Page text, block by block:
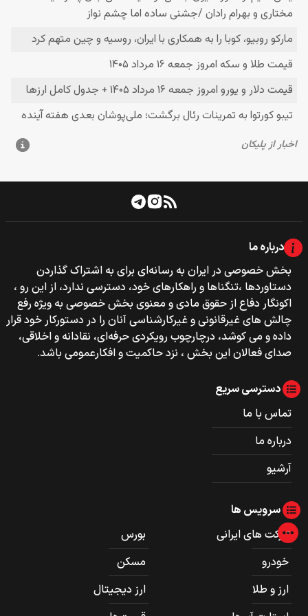
درباره ما
بخش خصوصی‌‌ در ایران به رسانه‌ای برای به اشتراک گذاردن
دستاوردها ،تنگناها و راهکارهای خود، دسترسی ندارد، از این رو ،
اکونگار دفاع از حقوق مادی و معنوی بخش خصوصی به ویژه رفع
چالش های غیرقانونی و غیرکارشناسی آنان را در دستورکار خود قرار
داده و می کوشد، درچارچوب رویکردی حرفه‌ای، نقادانه و اخلاقی،
صدای فعالان این بخش ، نزد حاکمیت و افکارعمومی باشد.
دسترسی سریع
تماس با ما
درباره ما
آرشیو
سرویس ها
شرکت های ایرانی
بورس
خودرو
مسکن
ارز و طلا
ارز دیجیتال